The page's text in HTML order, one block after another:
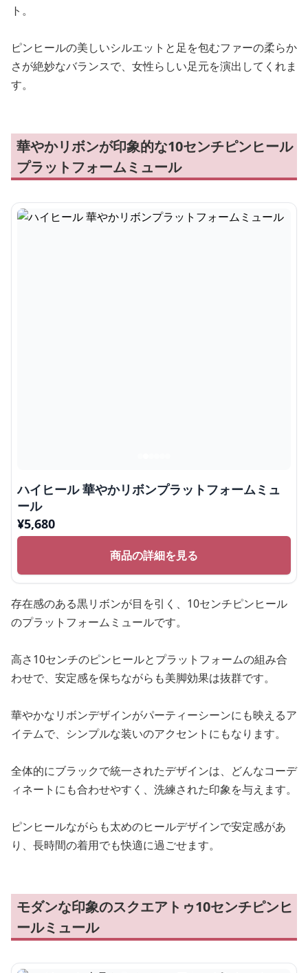
ト。
ピンヒールの美しいシルエットと足を包むファーの柔らか
さが絶妙なバランスで、女性らしい足元を演出してくれま
す。
華やかリボンが印象的な10センチピンヒール
プラットフォームミュール
ハイヒール 華やかリボンプラットフォームミュ
ール
¥5,680
商品の詳細を見る
存在感のある黒リボンが目を引く、10センチピンヒール
のプラットフォームミュールです。
高さ10センチのピンヒールとプラットフォームの組み合
わせで、安定感を保ちながらも美脚効果は抜群です。
華やかなリボンデザインがパーティーシーンにも映えるア
イテムで、シンプルな装いのアクセントにもなります。
全体的にブラックで統一されたデザインは、どんなコーデ
ィネートにも合わせやすく、洗練された印象を与えます。
ピンヒールながらも太めのヒールデザインで安定感があ
り、長時間の着用でも快適に過ごせます。
モダンな印象のスクエアトゥ10センチピンヒ
ールミュール